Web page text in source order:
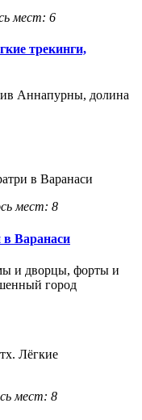
мест: 6
трекинги,
Аннапурны, долина
мест: 8
Варанаси
и дворцы, форты и
город
мест: 8